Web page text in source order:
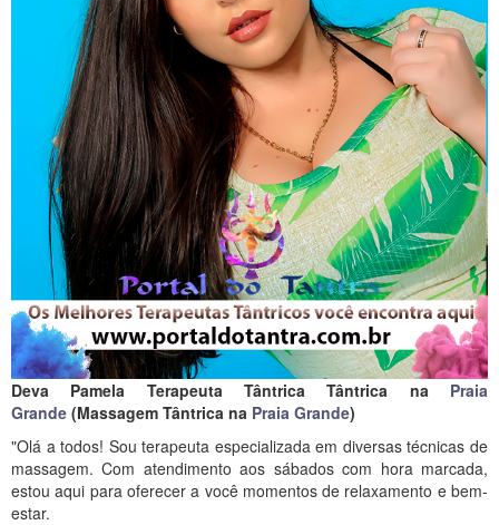
Deva Pamela Terapeuta Tântrica Tântrica na Praia
Grande (Massagem Tântrica na Praia Grande)
"Olá a todos! Sou terapeuta especializada em diversas técnicas de
massagem. Com atendimento aos sábados com hora marcada,
estou aqui para oferecer a você momentos de relaxamento e bem-
estar.